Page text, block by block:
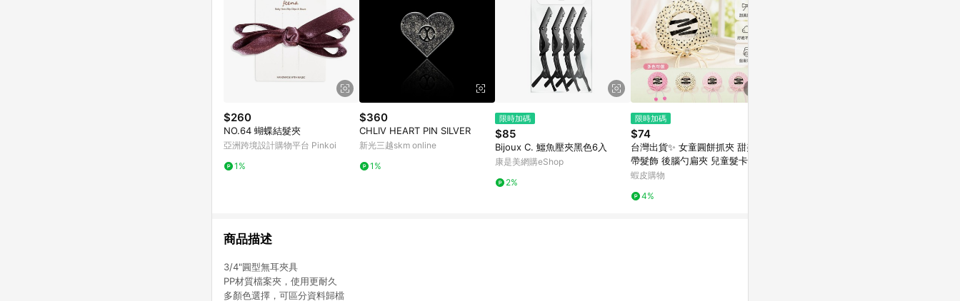
$260
NO.64 蝴蝶結髮夾
亞洲跨境設計購物平台 Pinkoi
1%
$360
CHLIV HEART PIN SILVER
新光三越skm online
1%
限時加碼
$85
Bijoux C. 鱷魚壓夾黑色6入
康是美網購eShop
2%
限時加碼
$74
台灣出貨✨ 女童圓餅抓夾 甜美飄
帶髮飾 後腦勺扁夾 兒童髮卡 夏
日清爽髮具 氣質造型髮夾 小女孩
蝦皮購物
4%
商品描述
3/4"圓型無耳夾具
PP材質檔案夾，使用更耐久
多顏色選擇，可區分資料歸檔